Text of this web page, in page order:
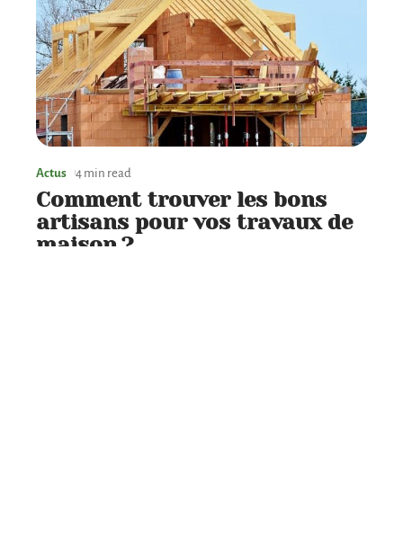
Actus 4 min read
Comment trouver les bons
artisans pour vos travaux de
maison ?